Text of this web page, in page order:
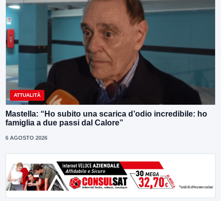
ATTUALITÀ
Mastella: “Ho subito una scarica d’odio incredibile: ho
famiglia a due passi dal Calore”
6 AGOSTO 2026